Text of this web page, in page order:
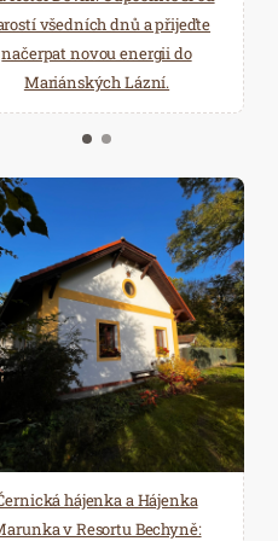
a její relaxační
moudra. Relax si s ní
peelingové
budou pouze pro
vstupenek.
v předprodeji, díky
skříňku při příchodu,
a zdarma konzumaci
výjimečný a krásný večer.
ráje
všedních dnů a přijeďte
načerpat novou energii do
Mariánských Lázní.
v oáze klidu a pohody.
Několik druhů saun a různé
možnosti ochlazení.
hájenka a Hájenka
v Resortu Bechyně: